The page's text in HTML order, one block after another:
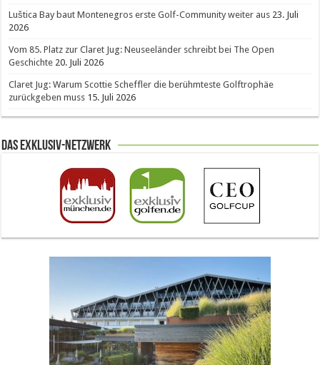
Luštica Bay baut Montenegros erste Golf-Community weiter aus 23. Juli
2026
Vom 85. Platz zur Claret Jug: Neuseeländer schreibt bei The Open
Geschichte 20. Juli 2026
Claret Jug: Warum Scottie Scheffler die berühmteste Golftrophäe
zurückgeben muss 15. Juli 2026
Das Exklusiv-Netzwerk